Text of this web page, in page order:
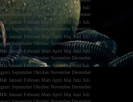
Januari Februari Mars April Maj Juni Juli
September Oktober November
December
Januari Februari Mars April Maj Juni Juli
September Oktober November December
Januari Februari MarsApril Maj Juni Juli
September Oktober November December
Januari Februari Mars April Maj Juni Juli
September Oktober November December
Januari Februari Mars April Maj Juni Juli
September Oktober November December
Januari Februari Mars April Maj Juni Juli
September Oktober November December
Januari Februari Mars April Maj Juni Juli